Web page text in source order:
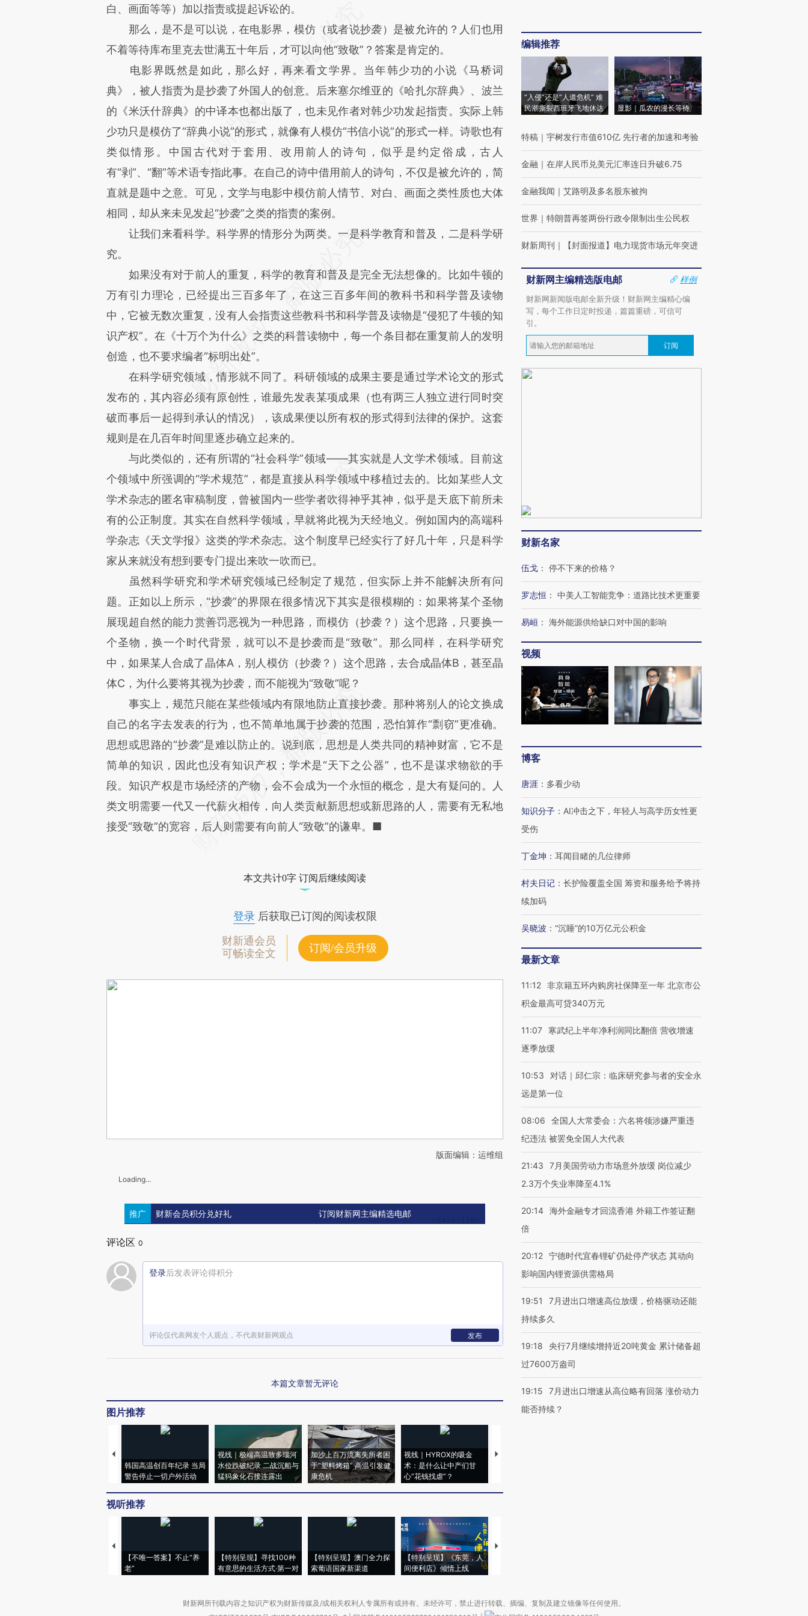
白、画面等等）加以指责或提起诉讼的。
那么，是不是可以说，在电影界，模仿（或者说抄袭）是被允许的？人们也用
不着等待库布里克去世满五十年后，才可以向他“致敬”？答案是肯定的。
电影界既然是如此，那么好，再来看文学界。当年韩少功的小说《马桥词
典》，被人指责为是抄袭了外国人的创意。后来塞尔维亚的《哈扎尔辞典》、波兰
的《米沃什辞典》的中译本也都出版了，也未见作者对韩少功发起指责。实际上韩
少功只是模仿了“辞典小说”的形式，就像有人模仿“书信小说”的形式一样。诗歌也有
类似情形。中国古代对于套用、改用前人的诗句，似乎是约定俗成，古人
有“剥”、“翻”等术语专指此事。在自己的诗中借用前人的诗句，不仅是被允许的，简
直就是题中之意。可见，文学与电影中模仿前人情节、对白、画面之类性质也大体
相同，却从来未见发起“抄袭”之类的指责的案例。
让我们来看科学。科学界的情形分为两类。一是科学教育和普及，二是科学研
究。
如果没有对于前人的重复，科学的教育和普及是完全无法想像的。比如牛顿的
万有引力理论，已经提出三百多年了，在这三百多年间的教科书和科学普及读物
中，它被无数次重复，没有人会指责这些教科书和科学普及读物是“侵犯了牛顿的知
识产权”。在《十万个为什么》之类的科普读物中，每一个条目都在重复前人的发明
创造，也不要求编者“标明出处”。
在科学研究领域，情形就不同了。科研领域的成果主要是通过学术论文的形式
发布的，其内容必须有原创性，谁最先发表某项成果（也有两三人独立进行同时突
破而事后一起得到承认的情况），该成果便以所有权的形式得到法律的保护。这套
规则是在几百年时间里逐步确立起来的。
与此类似的，还有所谓的“社会科学”领域——其实就是人文学术领域。目前这
个领域中所强调的“学术规范”，都是直接从科学领域中移植过去的。比如某些人文
学术杂志的匿名审稿制度，曾被国内一些学者吹得神乎其神，似乎是天底下前所未
有的公正制度。其实在自然科学领域，早就将此视为天经地义。例如国内的高端科
学杂志《天文学报》这类的学术杂志。这个制度早已经实行了好几十年，只是科学
家从来就没有想到要专门提出来吹一吹而已。
虽然科学研究和学术研究领域已经制定了规范，但实际上并不能解决所有问
题。正如以上所示，“抄袭”的界限在很多情况下其实是很模糊的：如果将某个圣物
展现超自然的能力赏善罚恶视为一种思路，而模仿（抄袭？）这个思路，只要换一
个圣物，换一个时代背景，就可以不是抄袭而是“致敬”。那么同样，在科学研究
中，如果某人合成了晶体A，别人模仿（抄袭？）这个思路，去合成晶体B，甚至晶
体C，为什么要将其视为抄袭，而不能视为“致敬”呢？
事实上，规范只能在某些领域内有限地防止直接抄袭。那种将别人的论文换成
自己的名字去发表的行为，也不简单地属于抄袭的范围，恐怕算作“剽窃”更准确。
思想或思路的“抄袭”是难以防止的。说到底，思想是人类共同的精神财富，它不是
简单的知识，因此也没有知识产权；学术是“天下之公器”，也不是谋求物欲的手
段。知识产权是市场经济的产物，会不会成为一个永恒的概念，是大有疑问的。人
类文明需要一代又一代薪火相传，向人类贡献新思想或新思路的人，需要有无私地
接受“致敬”的宽容，后人则需要有向前人“致敬”的谦卑。■
本文共计0字 订阅后继续阅读
登录后获取已订阅的阅读权限
财新通会员
可畅读全文
订阅/会员升级
版面编辑：运维组
Loading...
推广 财新会员积分兑好礼 订阅财新网主编精选电邮
评论区 0
登录后发表评论得积分
评论仅代表网友个人观点，不代表财新网观点 发布
本篇文章暂无评论
图片推荐
韩国高温创百年纪录 当局
警告停止一切户外活动
视线｜极端高温致多瑙河
水位跌破纪录 二战沉船与
猛犸象化石接连露出
加沙上百万流离失所者困
于“塑料烤箱” 高温引发健
康危机
视线｜HYROX的吸金
术：是什么让中产们甘
心“花钱找虐”？
马航飞行员跨国走私7万
视听推荐
【不唯一答案】不止“养
老”
【特别呈现】寻找100种
有意思的生活方式·第一对
【特别呈现】澳门全力探
索葡语国家新渠道
【特别呈现】《东莞，人
间便利店》倾情上线
【推广】走进第四届链博
编辑推荐
“入侵”还是“人道危机” 难
民潮撕裂西班牙飞地休达
显影｜瓜农的漫长等待
特稿 ｜ 宇树发行市值610亿 先行者的加速和考验
金融 ｜ 在岸人民币兑美元汇率连日升破6.75
金融我闻 ｜ 艾路明及多名股东被拘
世界 ｜ 特朗普再签两份行政令限制出生公民权
财新周刊 ｜ 【封面报道】电力现货市场元年突进
财新网主编精选版电邮
样例
财新网新闻版电邮全新升级！财新网主编精心编
写，每个工作日定时投递，篇篇重磅，可信可
引。
订阅
财新名家
伍戈 ： 停不下来的价格？
罗志恒 ： 中美人工智能竞争：道路比技术更重要
易峘 ： 海外能源供给缺口对中国的影响
视频
博客
唐涯 ： 多看少动
知识分子 ： AI冲击之下，年轻人与高学历女性更
受伤
丁金坤 ： 耳闻目睹的几位律师
村夫日记 ： 长护险覆盖全国 筹资和服务给予将持
续加码
吴晓波 ： “沉睡”的10万亿元公积金
最新文章
11:12 非京籍五环内购房社保降至一年 北京市公
积金最高可贷340万元
11:07
寒武纪上半年净利润同比翻倍 营收增速
逐季放缓
10:53
对话｜邱仁宗：临床研究参与者的安全永
远是第一位
08:06
全国人大常委会：六名将领涉嫌严重违
纪违法 被罢免全国人大代表
21:43
7月美国劳动力市场意外放缓 岗位减少
2.3万个失业率降至4.1%
20:14 海外金融专才回流香港 外籍工作签证翻
倍
20:12 宁德时代宜春锂矿仍处停产状态 其动向
影响国内锂资源供需格局
19:51
7月进出口增速高位放缓，价格驱动还能
持续多久
19:18
央行7月继续增持近20吨黄金 累计储备超
过7600万盎司
19:15
7月进出口增速从高位略有回落 涨价动力
能否持续？
财新网所刊载内容之知识产权为财新传媒及/或相关权利人专属所有或持有。未经许可，禁止进行转载、摘编、复制及建立镜像等任何使用。